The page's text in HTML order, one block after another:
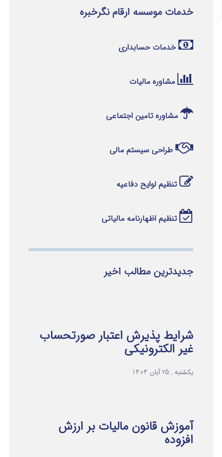
خدمات موسسه ارقام نگرخبره
خدمات حسابداری
مشاوره مالیات
مشاوره تامین اجتماعی
طراحی سیستم مالی
تنظیم لوایح دفاعیه
تنظیم اظهارنامه مالیاتی
جدیدترین مطالب اخیر
شرایط پذیرش اعتبار صورتحساب
غیر الکترونیکی
یکشنبه , 25 آبان 1404
آموزش قانون مالیات بر ارزش
افزوده